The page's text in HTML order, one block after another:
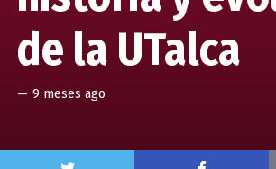
de la UTalca
— 9 meses ago